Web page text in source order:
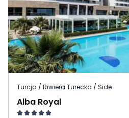
Turcja / Riwiera Turecka / Side
Alba Royal